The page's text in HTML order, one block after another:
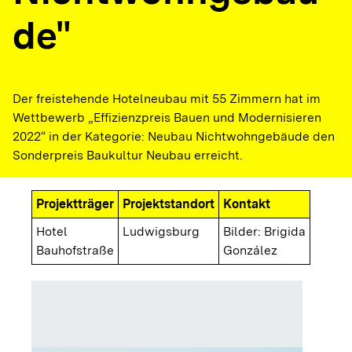
de"
Der freistehende Hotelneubau mit 55 Zimmern hat im
Wettbewerb „Effizienzpreis Bauen und Modernisieren
2022“ in der Kategorie: Neubau Nichtwohngebäude den
Sonderpreis Baukultur Neubau erreicht.
Projektträger Projektstandort
Kontakt
Hotel
Bauhofstraße
Ludwigsburg
Bilder: Brigida
González